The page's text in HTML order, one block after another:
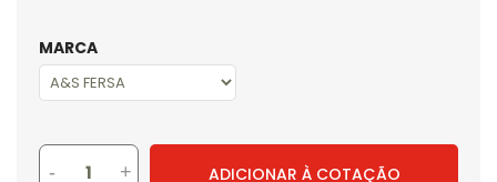
MARCA
- + ADICIONAR À COTAÇÃO